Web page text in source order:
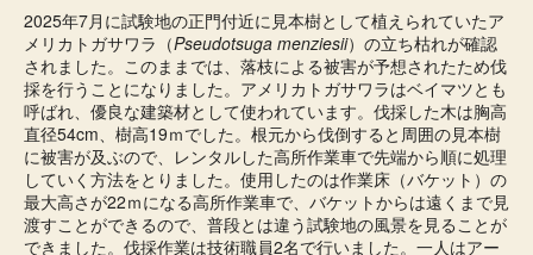
日
2025年7月に試験地の正門付近に見本樹として植えられていたア
メリカトガサワラ（Pseudotsuga menziesii）の立ち枯れが確認
されました。このままでは、落枝による被害が予想されたため伐
採を行うことになりました。アメリカトガサワラはベイマツとも
呼ばれ、優良な建築材として使われています。伐採した木は胸高
直径54cm、樹高19ｍでした。根元から伐倒すると周囲の見本樹
に被害が及ぶので、レンタルした高所作業車で先端から順に処理
していく方法をとりました。使用したのは作業床（バケット）の
最大高さが22ｍになる高所作業車で、バケットからは遠くまで見
渡すことができるので、普段とは違う試験地の風景を見ることが
できました。伐採作業は技術職員2名で行いました。一人はアー